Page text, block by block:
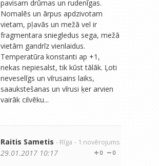
pavisam drūmas un rudenīgas.
Nomalēs un ārpus apdzivotam
vietam, pļavās un mežā vel ir
fragmentara sniegledus sega, mežā
vietām gandrīz vienlaidus.
Temperatūra konstanti ap +1,
nekas nepiesalst, tik kūst tālāk. Ļoti
neveselīgs un vīrusains laiks,
saaukstešanas un vīrusi ķer arvien
vairāk cilvēku...
Raitis Sametis - Rīga - 1 novērojums
0
0
29.01.2017 10:17